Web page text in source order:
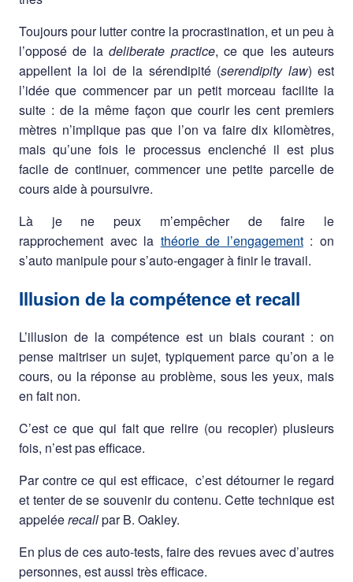
Toujours pour lutter contre la procrastination, et un peu à
l’opposé de ladeliberate practice, ce que les auteurs
appellent la loi de la sérendipité (serendipity law) est
l’idée que commencer par un petit morceau facilite la
suite : de la même façon que courir les cent premiers
mètres n’implique pas que l’on va faire dix kilomètres,
mais qu’une fois le processus enclenché il est plus
facile de continuer, commencer une petite parcelle de
cours aide à poursuivre.
Là je ne peux m’empêcher de faire le
rapprochement avec la théorie de l’engagement: on
s’auto manipule pour s’auto-engager à finir le travail.
Illusion de la compétence et recall
L’illusion de la compétence est un biais courant : on
pense maitriser un sujet, typiquement parce qu’on a le
cours, ou la réponse au problème, sous les yeux, mais
en fait non.
C’est ce que qui fait que relire (ou recopier) plusieurs
fois, n’est pas efficace.
Par contre ce qui est efficace, c’est détourner le regard
et tenter de se souvenir du contenu. Cette technique est
appeléerecallpar B. Oakley.
En plus de ces auto-tests, faire des revues avec d’autres
personnes, est aussi très efficace.